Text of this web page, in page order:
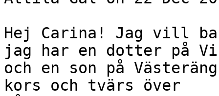
Hej Carina! Jag vill
jag har en dotter på
och en son på
kors och tvärs över